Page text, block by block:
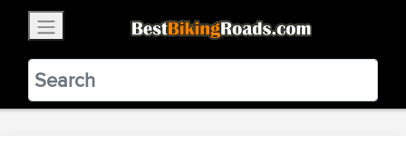
BestBikingRoads
Static Motion3.99 - In Google Play
VIEW